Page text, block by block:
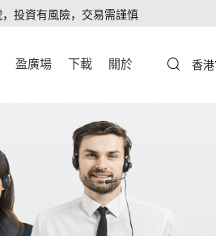
投資有風險，交易需謹慎
盈廣場 下載 關於 香